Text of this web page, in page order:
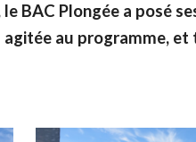
BAC Plongée a posé
au programme,